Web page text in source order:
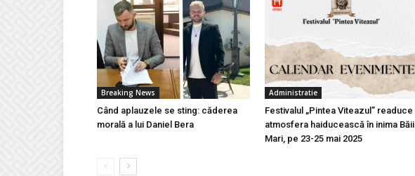
Breaking News
Când aplauzele se sting: căderea
morală a lui Daniel Bera
Administratie
Festivalul „Pintea Viteazul” readuce
atmosfera haiducească în inima Băii
Mari, pe 23-25 mai 2025